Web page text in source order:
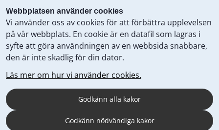
Webbplatsen använder cookies
Vi använder oss av cookies för att förbättra upplevelsen
på vår webbplats. En cookie är en datafil som lagras i
syfte att göra användningen av en webbsida snabbare,
den är inte skadlig för din dator.
Läs mer om hur vi använder cookies.
Godkänn alla kakor
Godkänn nödvändiga kakor